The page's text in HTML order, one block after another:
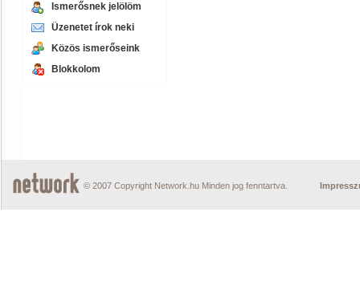
Ismerősnek jelölöm
Üzenetet írok neki
Közös ismerőseink
Blokkolom
© 2007 Copyright Network.hu Minden jog fenntartva.